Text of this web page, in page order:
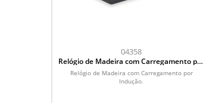
04358
Relógio de Madeira com Carregamento por
Indução
Relógio de Madeira com Carregamento por
Indução.